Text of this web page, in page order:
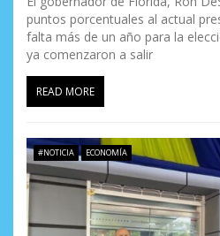
puntos porcentuales al actual
falta más de un año para la
ya comenzaron a salir
READ MORE
#NOTICIA ECONOMÍA